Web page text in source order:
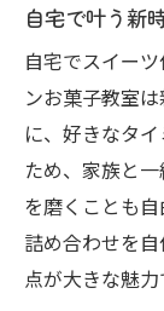
自宅で叶う新
自宅でスイー
ンお菓子教室
に、好きなタ
ため、家族と
を磨くことも
詰め合わせを
点が大きな魅力